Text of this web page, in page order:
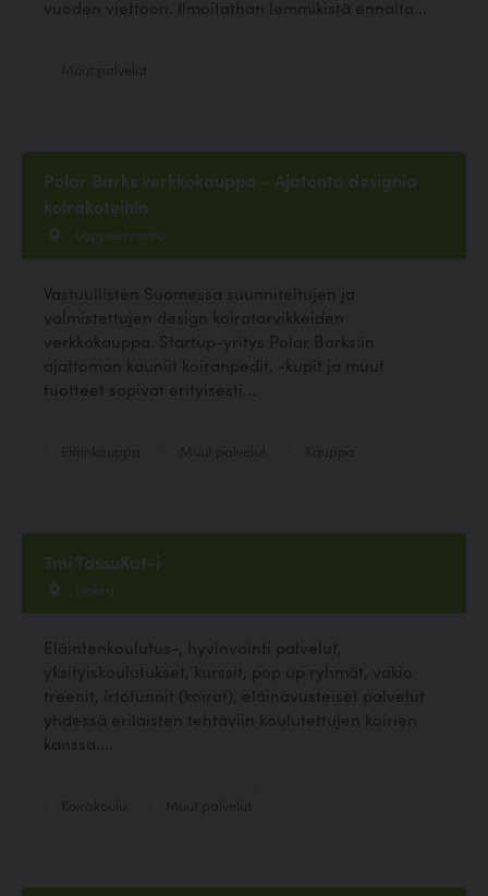
vuoden viettoon. Ilmoitathan lemmikistä ennalta...
Polar Barks verkkokauppa - Ajatonta designia
koirakoteihin
, Lappeenranta
Vastuullisten Suomessa suunniteltujen ja
valmistettujen design koiratarvikkeiden
verkkokauppa. Startup-yritys Polar Barks:in
ajattoman kauniit koiranpedit, -kupit ja muut
tuotteet sopivat erityisesti...
Tmi TassuKat-i
, Lieksa
Eläintenkoulutus-, hyvinvointi palvelut,
yksityiskoulutukset, kurssit, pop up ryhmät, vakio
treenit, irtotunnit (koirat), eläinavusteiset palvelut
yhdessä erilaisten tehtäviin koulutettujen koirien
kanssa....